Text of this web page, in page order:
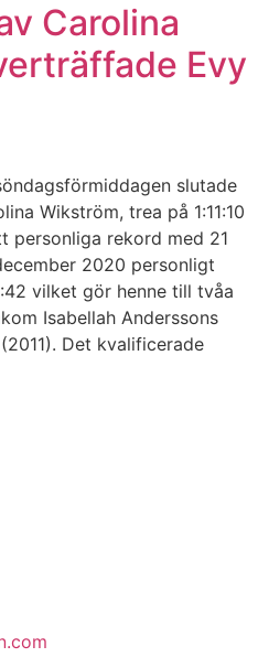
Carolina
Evy
slutade
Wikström, trea på 1:11:10
personliga rekord med 21
2020 personligt
vilket gör henne till tvåa
Isabellah Anderssons
Det kvalificerade